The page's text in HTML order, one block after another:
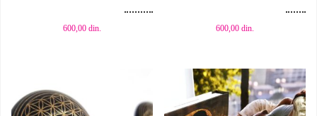
600,00 din. 600,00din.